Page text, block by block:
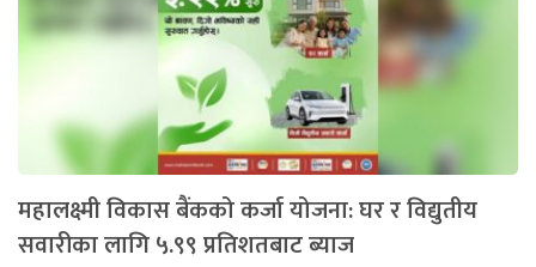
महालक्ष्मी विकास बैंकको कर्जा योजना: घर र विद्युतीय
सवारीका लागि ५.९९ प्रतिशतबाट ब्याज